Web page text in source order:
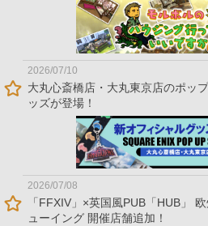
2026/07/10
大丸心斎橋店・大丸東京店のポッ
ッズが登場！
2026/07/08
「FFXIV」×英国風PUB「HUB」
ューイング 開催店舗追加！